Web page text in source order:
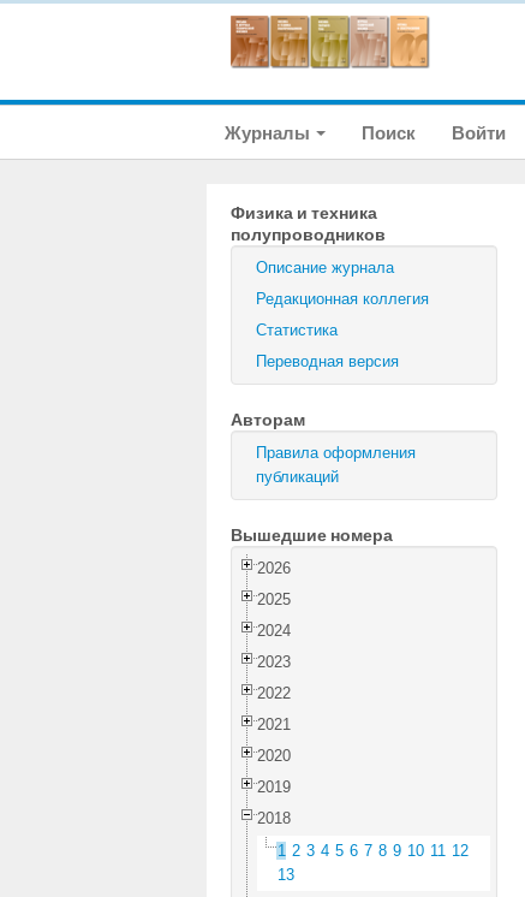
Журналы Поиск Войти
Физика и техника
полупроводников
Описание журнала
Редакционная коллегия
Статистика
Переводная версия
Авторам
Правила оформления
публикаций
Вышедшие номера
2026
2025
2024
2023
2022
2021
2020
2019
2018
1 2 3 4 5 6 7 8 9 10 11 12
13